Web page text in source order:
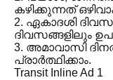
കഴിക്കുന്നത്
2. ഏകാദശി
ദിവസങ്ങളിലും
3. അമാവാസി
പ്രാർത്ഥിക്കാം.
Transit Inline Ad 1